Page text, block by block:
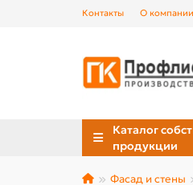
Контакты О компании
Каталог
продукции
Фасад и стены